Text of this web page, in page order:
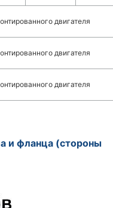
двигателя
двигателя
двигателя
и фланца (стороны